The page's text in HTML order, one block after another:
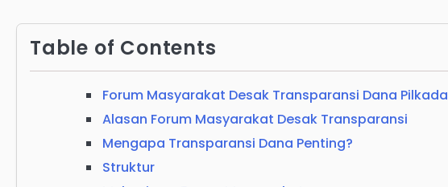
Table of Contents
Forum Masyarakat Desak Transparansi Dana Pilkada
Alasan Forum Masyarakat Desak Transparansi
Mengapa Transparansi Dana Penting?
Struktur